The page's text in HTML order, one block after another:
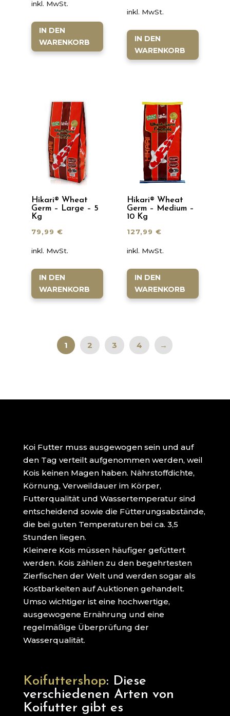
inkl. MwSt.
IN DEN
WARENKORB
inkl. MwSt.
IN DEN
WARENKORB
Hikari® Wheat
Germ – Large – 5
Kg
79,99 €
inkl. MwSt.
IN DEN
WARENKORB
Hikari® Wheat
Germ – Medium –
10 Kg
127,99€
inkl. MwSt.
IN DEN
WARENKORB
1 2 3 4 →
Koi Futter muss ausgewogen sein und auf
den Tag verteilt aufgenommen werden, weil
Kois keinen Magen haben. Nährstoffdichte,
Körnung, Verweildauer im Körper,
Futterqualität und Wassertemperatur sind
entscheidend sowie die Fütterungsabstände,
die bei guten Temperaturen bei ca. 3,5
Stunden liegen.
Kleinere Kois müssen häufiger gefüttert
werden. Kois zählen zu den begehrtesten
Zierfischen der Welt und werden sogar als
Kostbarkeiten auf Auktionen gehandelt.
Umso wichtiger ist eine hochwertige,
ausgewogene Ernährung und eine
regelmäßige Überprüfung der
Wasserqualität.
Koifuttershop: Diese
verschiedenen Arten von
Koifutter gibt es